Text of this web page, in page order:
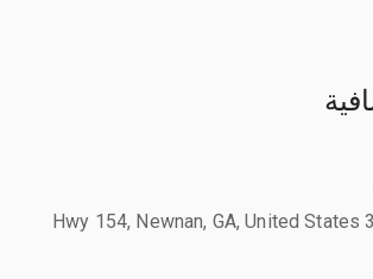
4170 Hwy 154, Newnan, GA, United